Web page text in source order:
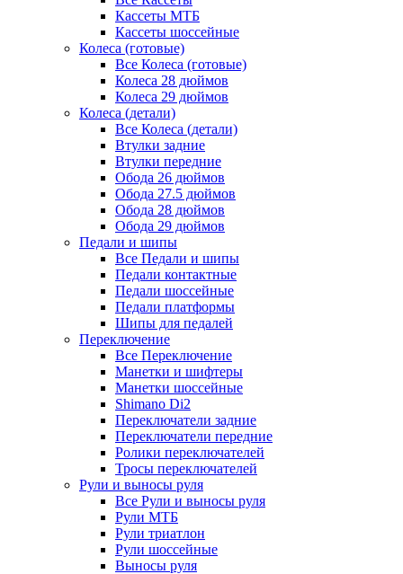
Кассеты МТБ
Кассеты шоссейные
Колеса (готовые)
Все Колеса (готовые)
Колеса 28 дюймов
Колеса 29 дюймов
Колеса (детали)
Все Колеса (детали)
Втулки задние
Втулки передние
Обода 26 дюймов
Обода 27.5 дюймов
Обода 28 дюймов
Обода 29 дюймов
Педали и шипы
Все Педали и шипы
Педали контактные
Педали шоссейные
Педали платформы
Шипы для педалей
Переключение
Все Переключение
Манетки и шифтеры
Манетки шоссейные
Shimano Di2
Переключатели задние
Переключатели передние
Ролики переключателей
Тросы переключателей
Рули и выносы руля
Все Рули и выносы руля
Рули МТБ
Рули триатлон
Рули шоссейные
Выносы руля